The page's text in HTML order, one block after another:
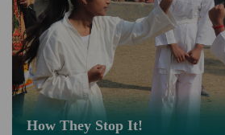
How They Stop It!